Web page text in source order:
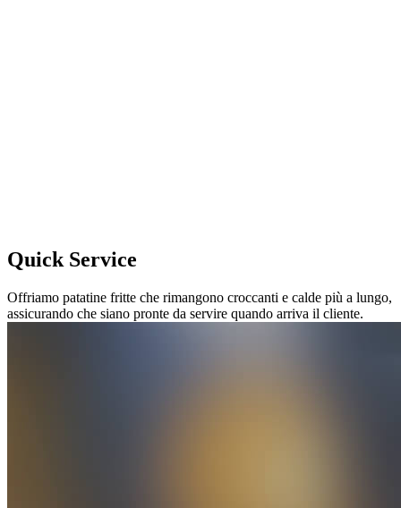
Quick Service
Offriamo patatine fritte che rimangono croccanti e calde più a lungo,
assicurando che siano pronte da servire quando arriva il cliente.